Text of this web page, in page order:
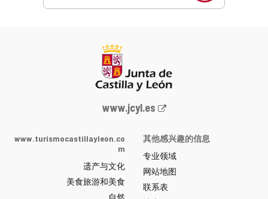
Junta
y
León
网
站
www.jcyl.es
www.turismocastillayleon.co
m
遗产与文化
美食旅游和美食
自然
其他感兴趣的信息
专业领域
网站地图
联系表